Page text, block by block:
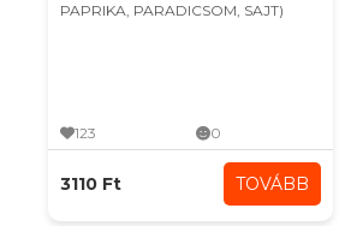
PAPRIKA, PARADICSOM, SAJT)
123 0
3110 Ft TOVÁBB